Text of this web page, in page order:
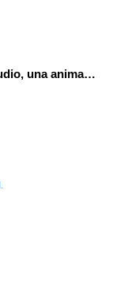
Programa con Octostudio, una animación utilizando la cámara para una foto y audio y texto para comunicar.